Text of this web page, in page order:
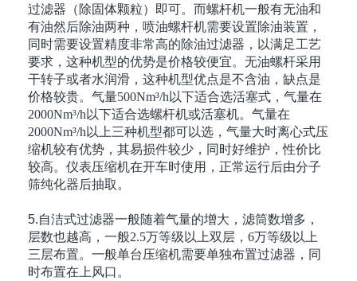
过滤器（除固体颗粒）即可。而螺杆机一般有无油和
有油然后除油两种，喷油螺杆机需要设置除油装置，
同时需要设置精度非常高的除油过滤器，以满足工艺
要求，这种机型的优势是价格较便宜。无油螺杆采用
干转子或者水润滑，这种机型优点是不含油，缺点是
价格较贵。气量500Nm³/h 以下适合选活塞式，气量在
2000Nm³/h 以下适合选螺杆机或活塞机。气量在
2000Nm³/h 以上三种机型都可以选，气量大时离心式压
缩机较有优势，其易损件较少，同时好维护，性价比
较高。仪表压缩机在开车时使用，正常运行后由分子
筛纯化器后抽取。
5.自洁式过滤器一般随着气量的增大，滤筒数增多，
层数也越高，一般2.5万等级以上双层， 6万等级以上
三层布置。一般单台压缩机需要单独布置过滤器，同
时布置在上风口。